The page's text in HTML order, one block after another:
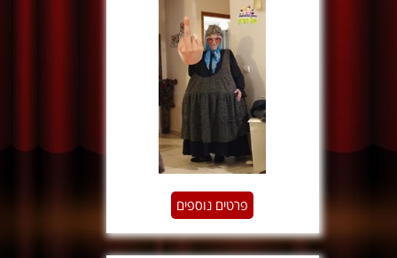
פרטים נוספים